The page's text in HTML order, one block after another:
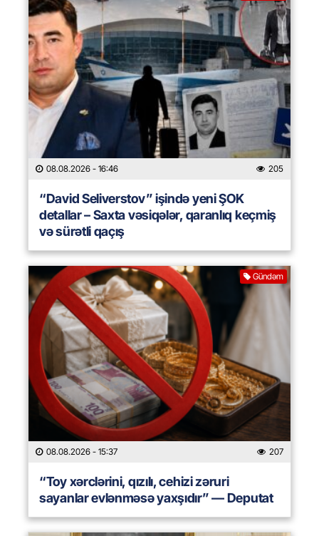
08.08.2026 - 16:46 205
“David Seliverstov” işində yeni ŞOK
detallar – Saxta vəsiqələr, qaranlıq keçmiş
və sürətli qaçış
Gündəm
08.08.2026 - 15:37 207
“Toy xərclərini, qızılı, cehizi zəruri
sayanlar evlənməsə yaxşıdır” — Deputat